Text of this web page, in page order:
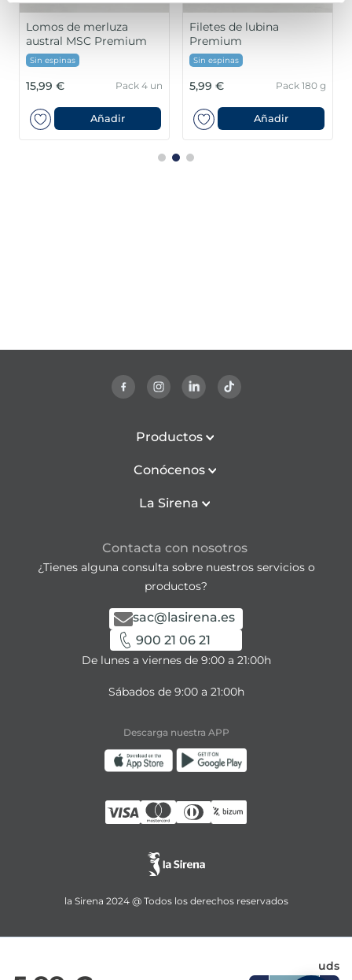
uds
Lomos de merluza
austral MSC Premium
Sin espinas
15,99 € Pack 4 un
Añadir
Filetes de lubina
Premium
Sin espinas
5,99 € Pack 180 g
Añadir
Productos
Conócenos
La Sirena
Contacta con nosotros
¿Tienes alguna consulta sobre nuestros servicios o
productos?
sac@lasirena.es
900 21 06 21
De lunes a viernes de 9:00 a 21:00h
Sábados de 9:00 a 21:00h
Descarga nuestra APP
la Sirena 2024 @ Todos los derechos reservados